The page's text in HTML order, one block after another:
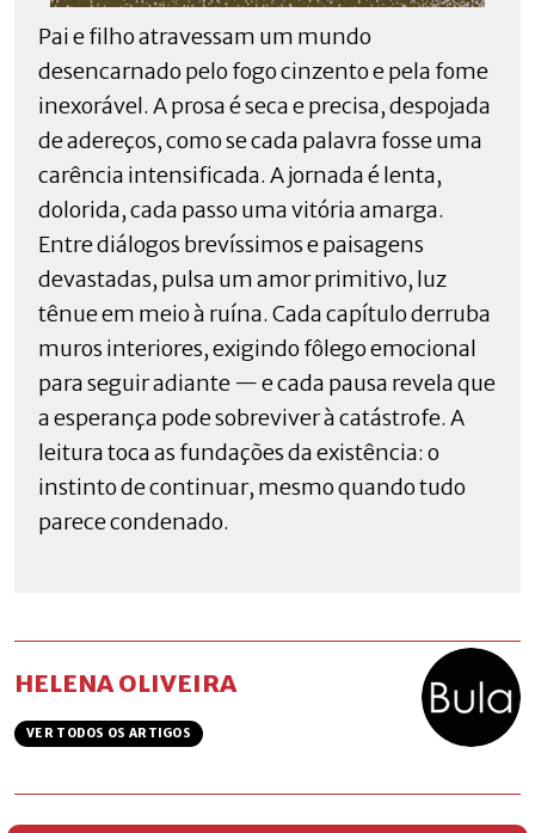
Pai e filho atravessam um mundo
desencarnado pelo fogo cinzento e pela fome
inexorável. A prosa é seca e precisa, despojada
de adereços, como se cada palavra fosse uma
carência intensificada. A jornada é lenta,
dolorida, cada passo uma vitória amarga.
Entre diálogos brevíssimos e paisagens
devastadas, pulsa um amor primitivo, luz
tênue em meio à ruína. Cada capítulo derruba
muros interiores, exigindo fôlego emocional
para seguir adiante — e cada pausa revela que
a esperança pode sobreviver à catástrofe. A
leitura toca as fundações da existência: o
instinto de continuar, mesmo quando tudo
parece condenado.
HELENA OLIVEIRA
VER TODOS OS ARTIGOS